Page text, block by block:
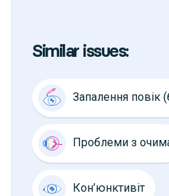
Similar issues:
Запалення повік
Проблеми з
Кон’юнктивіт